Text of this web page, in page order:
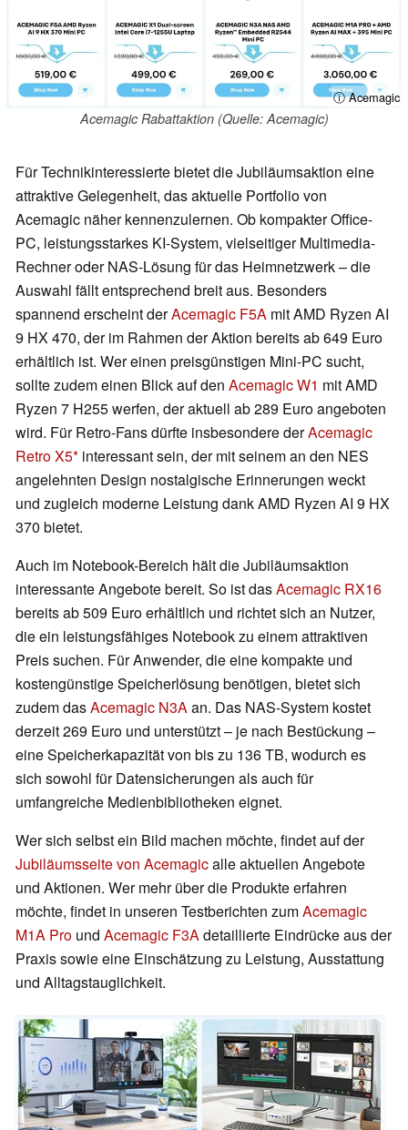
ⓘ Acemagic
Acemagic Rabattaktion (Quelle: Acemagic)
Für Technikinteressierte bietet die Jubiläumsaktion eine
attraktive Gelegenheit, das aktuelle Portfolio von
Acemagic näher kennenzulernen. Ob kompakter Office-
PC, leistungsstarkes KI-System, vielseitiger Multimedia-
Rechner oder NAS-Lösung für das Heimnetzwerk – die
Auswahl fällt entsprechend breit aus. Besonders
spannend erscheint derAcemagic F5A mit AMD Ryzen AI
9 HX 470, der im Rahmen der Aktion bereits ab 649 Euro
erhältlich ist. Wer einen preisgünstigen Mini-PC sucht,
sollte zudem einen Blick auf den Acemagic W1 mit AMD
Ryzen 7 H255 werfen, der aktuell ab 289 Euro angeboten
wird. Für Retro-Fans dürfte insbesondere derAcemagic
Retro X5 interessant sein, der mit seinem an den NES
angelehnten Design nostalgische Erinnerungen weckt
und zugleich moderne Leistung dank AMD Ryzen AI 9 HX
370 bietet.
Auch im Notebook-Bereich hält die Jubiläumsaktion
interessante Angebote bereit. So ist dasAcemagic RX16
bereits ab 509 Euro erhältlich und richtet sich an Nutzer,
die ein leistungsfähiges Notebook zu einem attraktiven
Preis suchen. Für Anwender, die eine kompakte und
kostengünstige Speicherlösung benötigen, bietet sich
zudem dasAcemagic N3Aan. Das NAS-System kostet
derzeit 269 Euro und unterstützt – je nach Bestückung –
eine Speicherkapazität von bis zu 136 TB, wodurch es
sich sowohl für Datensicherungen als auch für
umfangreiche Medienbibliotheken eignet.
Wer sich selbst ein Bild machen möchte, findet auf der
Jubiläumsseite von Acemagicalle aktuellen Angebote
und Aktionen. Wer mehr über die Produkte erfahren
möchte, findet in unseren Testberichten zumAcemagic
M1A Pro und Acemagic F3Adetaillierte Eindrücke aus der
Praxis sowie eine Einschätzung zu Leistung, Ausstattung
und Alltagstauglichkeit.